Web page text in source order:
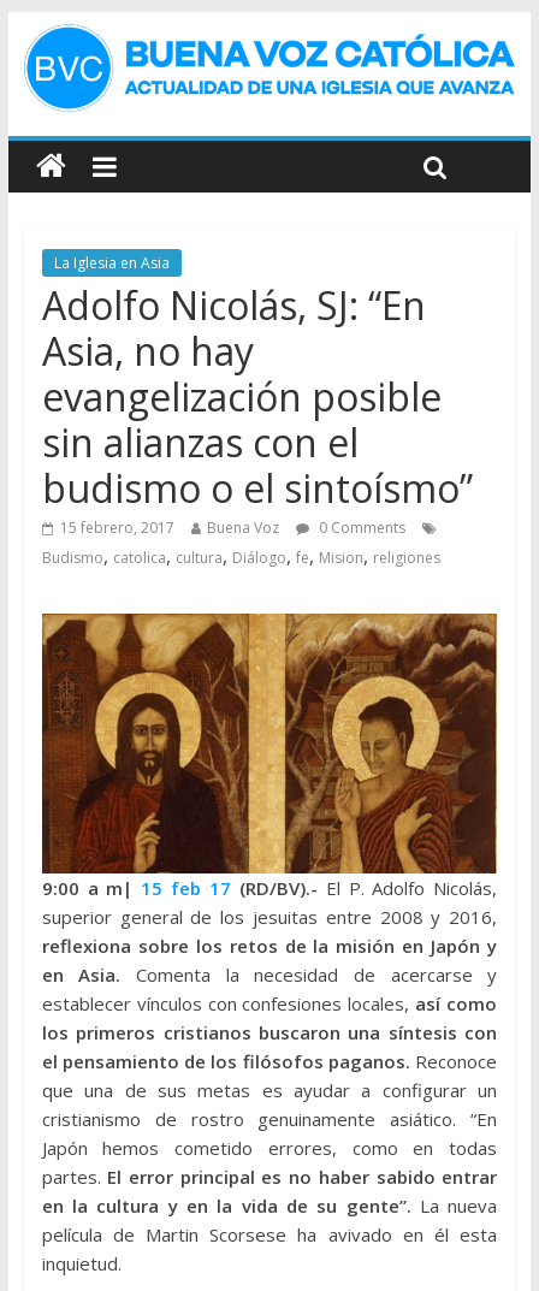
La Iglesia en Asia
Adolfo Nicolás, SJ: “En
Asia, no hay
evangelización posible
sin alianzas con el
budismo o el sintoísmo”
15 febrero, 2017 Buena Voz
0 Comments
Budismo, catolica, cultura, Diálogo, fe, Mision, religiones
9:00 a m| 15 feb 17 (RD/BV).- El P. Adolfo Nicolás,
superior general de los jesuitas entre 2008 y 2016,
reflexiona sobre los retos de la misión en Japón y
en Asia. Comenta la necesidad de acercarse y
establecer vínculos con confesiones locales, así como
los primeros cristianos buscaron una síntesis con
el pensamiento de los filósofos paganos. Reconoce
que una de sus metas es ayudar a configurar un
cristianismo de rostro genuinamente asiático. “En
Japón hemos cometido errores, como en todas
partes. El error principal es no haber sabido entrar
en la cultura y en la vida de su gente”. La nueva
película de Martin Scorsese ha avivado en él esta
inquietud.